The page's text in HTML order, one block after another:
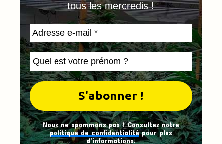
tous les mercredis !
Nous ne spammons pas ! Consultez notre
politique de confidentialitépour plus
d’informations.